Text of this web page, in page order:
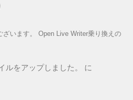
ざいます。 Open Live Writer乗り換えの
ルをアップしました。
に